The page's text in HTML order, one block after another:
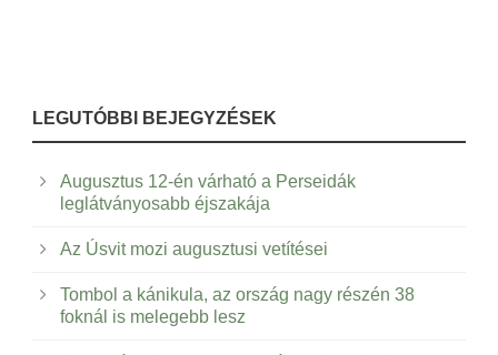
LEGUTÓBBI BEJEGYZÉSEK
Augusztus 12-én várható a Perseidák
leglátványosabb éjszakája
Az Úsvit mozi augusztusi vetítései
Tombol a kánikula, az ország nagy részén 38
foknál is melegebb lesz